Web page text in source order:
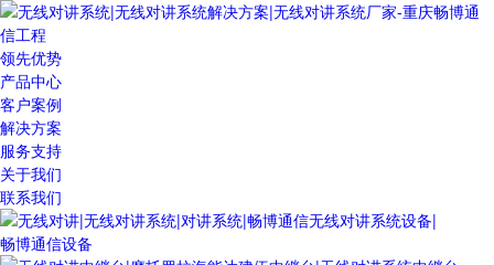
领先优势
产品中心
客户案例
解决方案
服务支持
关于我们
联系我们
畅博通信设备